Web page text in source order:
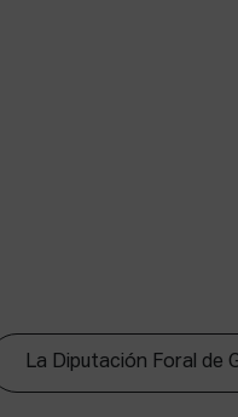
La Diputación Foral de